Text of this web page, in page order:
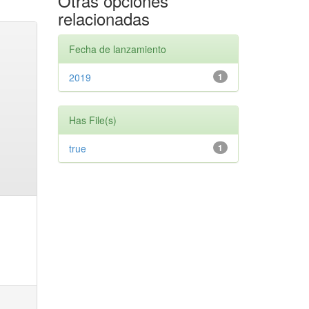
relacionadas
Fecha de lanzamiento
1
2019
Has File(s)
1
true